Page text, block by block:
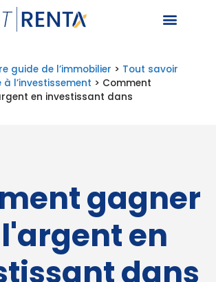
guide de l’immobilier > Tout savoir
à l’investissement > Comment
en investissant dans
gagner
en
dans